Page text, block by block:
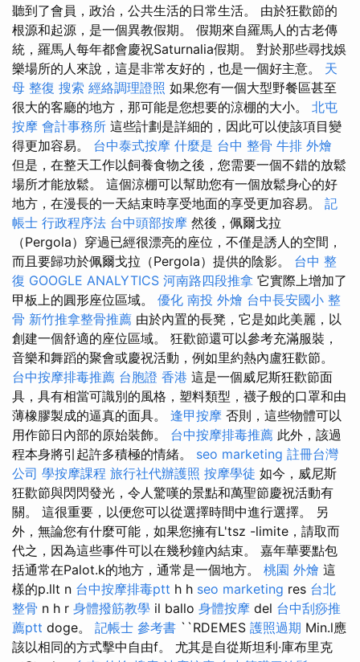
聽到了會員，政治，公共生活的日常生活。 由於狂歡節的
根源和起源，是一個異教假期。 假期來自羅馬人的古老傳
統，羅馬人每年都會慶祝Saturnalia假期。 對於那些尋找娛
樂場所的人來說，這是非常友好的，也是一個好主意。 天
母 整復 搜索 經絡調理證照 如果您有一個大型野餐區甚至
很大的客廳的地方，那可能是您想要的涼棚的大小。 北屯
按摩 會計事務所 這些計劃是詳細的，因此可以使該項目變
得更加容易。 台中泰式按摩 什麼是 台中 整骨 牛排 外燴
但是，在整天工作以飼養食物之後，您需要一個不錯的放鬆
場所才能放鬆。 這個涼棚可以幫助您有一個放鬆身心的好
地方，在漫長的一天結束時享受地面的享受更加容易。 記
帳士 行政程序法 台中頭部按摩 然後，佩爾戈拉
（Pergola）穿過已經很漂亮的座位，不僅是誘人的空間，
而且要歸功於佩爾戈拉（Pergola）提供的陰影。 台中 整
復 GOOGLE ANALYTICS 河南路四段推拿 它實際上增加了
甲板上的圓形座位區域。 優化 南投 外燴 台中長安國小 整
骨 新竹推拿整骨推薦 由於內置的​​長凳，它是如此美麗，以
創建一個舒適的座位區域。 狂歡節還可以參考充滿服裝，
音樂和舞蹈的聚會或慶祝活動，例如里約熱內盧狂歡節。
台中按摩排毒推薦 台胞證 香港 這是一個威尼斯狂歡節面
具，具有相當可識別的風格，塑料類型，襪子般的口罩和由
薄橡膠製成的逼真的面具。 逢甲按摩 否則，這些物體可以
用作節日內部的原始裝飾。 台中按摩排毒推薦 此外，該過
程本身將引起許多積極的情緒。 seo marketing 註冊台灣
公司 學按摩課程 旅行社代辦護照 按摩學徒 如今，威尼斯
狂歡節與閃閃發光，令人驚嘆的景點和萬聖節慶祝活動有
關。 這很重要，以便您可以從選擇時間中進行選擇。 另
外，無論您有什麼可能，如果您擁有L'tsz -limite，請取而
代之，因為這些事件可以在幾秒鐘內結束。 嘉年華要點包
括通常在Palot.k的地方，通常是一個地方。 桃園 外燴 這
樣的p.llt n 台中按摩排毒ptt h h seo marketing res 台北
整骨 n h r 身體撥筋教學 il ballo 身體按摩 del 台中刮痧推
薦ptt doge。 記帳士 參考書 ``RDEMES 護照過期 Min.l應
該以相同的方式擊中自由f。 尤其是自從斯坦利·庫布里克